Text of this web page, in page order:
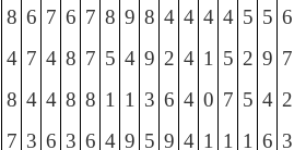
8
4
8
7
6
7
4
3
7
4
4
6
6
8
8
3
7
7
8
6
8
5
1
4
9
4
1
9
8
9
3
5
4
2
6
9
4
4
4
4
4
1
0
1
4
5
7
1
5
2
5
1
5
9
4
6
6
7
2
3